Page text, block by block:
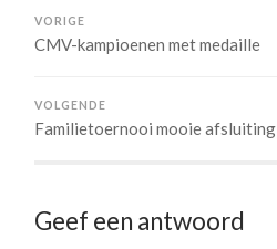
VORIGE
CMV-kampioenen met medaille
VOLGENDE
Familietoernooi mooie afsluiting
Geef een antwoord